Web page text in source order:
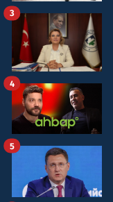
3
4
5